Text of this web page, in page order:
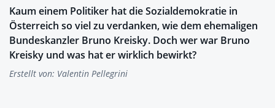
Kaum einem Politiker hat die Sozialdemokratie in
Österreich so viel zu verdanken, wie dem ehemaligen
Bundeskanzler Bruno Kreisky. Doch wer war Bruno
Kreisky und was hat er wirklich bewirkt?
Erstellt von: Valentin Pellegrini